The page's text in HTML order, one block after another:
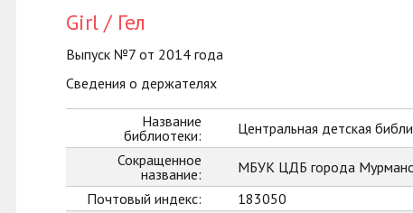
Girl / Гел
Выпуск №7 от 2014 года
Сведения о держателях
Название
библиотеки:
Центральная детская
Сокращенное
название:
МБУК ЦДБ города
Почтовый индекс:
183050